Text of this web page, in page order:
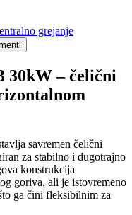
30kW – čelični
savremen čelični
za stabilno i dugotrajno
konstrukcija
goriva, ali je istovremeno
ga čini fleksibilnim za